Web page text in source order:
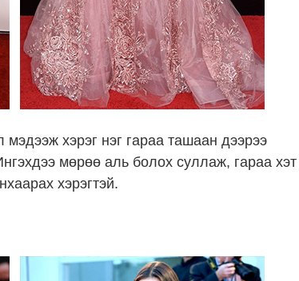
мэдээж хэрэг нэг гараа ташаан дээрээ
мөрөө аль болох суллаж, гараа хэт
хэрэгтэй.